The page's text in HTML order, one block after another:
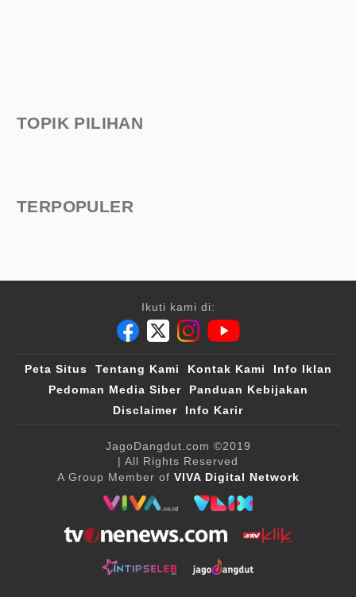
TOPIK PILIHAN
TERPOPULER
Ikuti kami di:
Peta Situs Tentang Kami Kontak Kami
Info Iklan
Pedoman Media Siber
Panduan Kebijakan
Disclaimer
Info Karir
JagoDangdut.com ©2019
| All Rights Reserved
A Group Member of VIVA Digital Network